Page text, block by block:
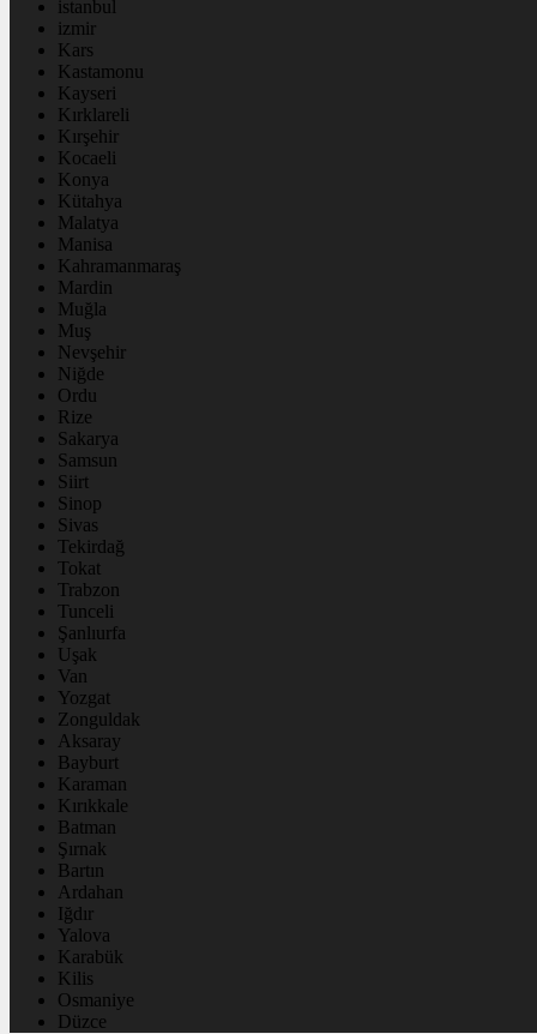
istanbul
izmir
Kars
Kastamonu
Kayseri
Kırklareli
Kırşehir
Kocaeli
Konya
Kütahya
Malatya
Manisa
Kahramanmaraş
Mardin
Muğla
Muş
Nevşehir
Niğde
Ordu
Rize
Sakarya
Samsun
Siirt
Sinop
Sivas
Tekirdağ
Tokat
Trabzon
Tunceli
Şanlıurfa
Uşak
Van
Yozgat
Zonguldak
Aksaray
Bayburt
Karaman
Kırıkkale
Batman
Şırnak
Bartın
Ardahan
Iğdır
Yalova
Karabük
Kilis
Osmaniye
Düzce